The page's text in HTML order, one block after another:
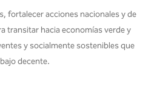
fortalecer acciones nacionales y de
transitar hacia economías verde y
y socialmente sostenibles que
decente.